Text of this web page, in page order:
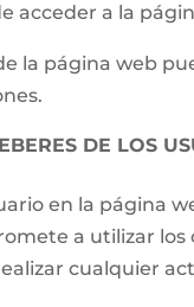
acceder a la
la página web
DE LOS
en la página
a utilizar
cualquier